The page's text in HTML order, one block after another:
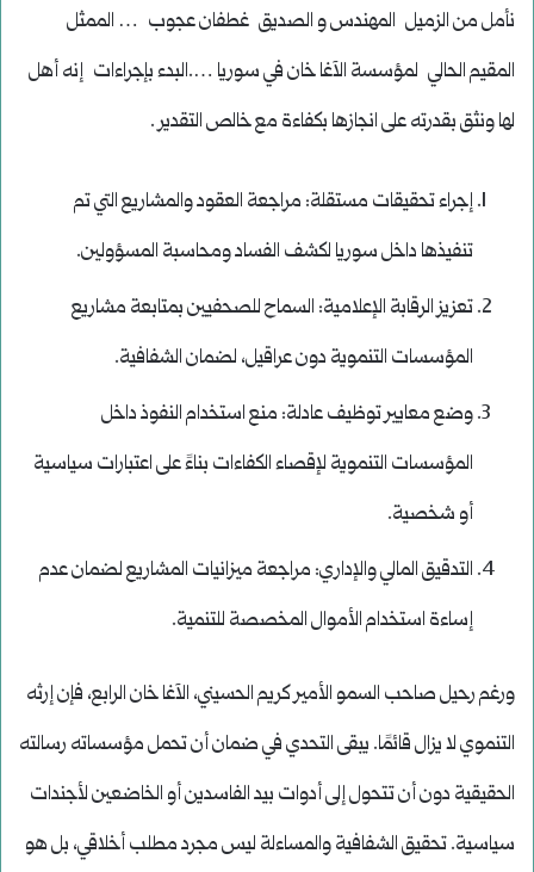
نأمل من الزميل المهندس و الصديق غطفان عجوب … الممثل
المقيم الحالي لمؤسسة الآغا خان في سوريا ….البدء بإجراءات إنه أهل
لها ونثق بقدرته على انجازها بكفاءة مع خالص التقدير .
إجراء تحقيقات مستقلة: مراجعة العقود والمشاريع التي تم
تنفيذها داخل سوريا لكشف الفساد ومحاسبة المسؤولين.
تعزيز الرقابة الإعلامية: السماح للصحفيين بمتابعة مشاريع
المؤسسات التنموية دون عراقيل، لضمان الشفافية.
وضع معايير توظيف عادلة: منع استخدام النفوذ داخل
المؤسسات التنموية لإقصاء الكفاءات بناءً على اعتبارات سياسية
أو شخصية.
التدقيق المالي والإداري: مراجعة ميزانيات المشاريع لضمان عدم
إساءة استخدام الأموال المخصصة للتنمية.
ورغم رحيل صاحب السمو الأمير كريم الحسيني، الآغا خان الرابع، فإن إرثه
التنموي لا يزال قائمًا. يبقى التحدي في ضمان أن تحمل مؤسساته رسالته
الحقيقية دون أن تتحول إلى أدوات بيد الفاسدين أو الخاضعين لأجندات
سياسية. تحقيق الشفافية والمساءلة ليس مجرد مطلب أخلاقي، بل هو